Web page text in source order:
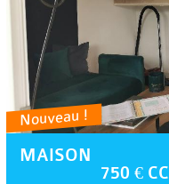
Nouveau !
MAISON
750 € CC